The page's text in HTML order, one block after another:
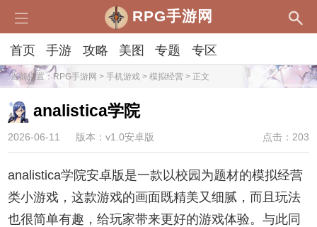
RPG手游网
首页 手游 攻略 美图 专题 专区
当前位置：RPG手游网 > 手机游戏 > 模拟经营 > 正文
analistica学院
2026-06-11 版本：v1.0安卓版 点击：203
analistica学院安卓版是一款以校园为题材的模拟经营
类小游戏，这款游戏的画面既精美又细腻，而且玩法
也很简单有趣，给玩家带来更好的游戏体验。与此同